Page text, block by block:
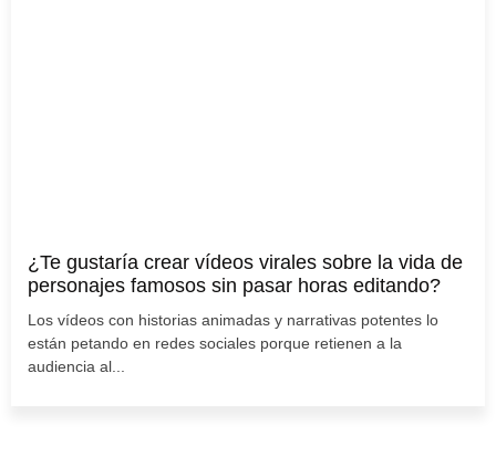
¿Te gustaría crear vídeos virales sobre la vida de
personajes famosos sin pasar horas editando?
Los vídeos con historias animadas y narrativas potentes lo
están petando en redes sociales porque retienen a la
audiencia al...